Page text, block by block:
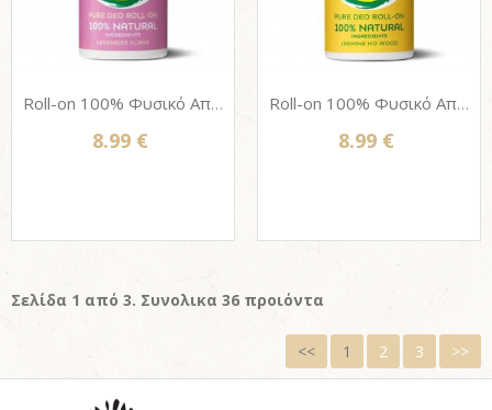
Roll-on 100% Φυσικό Αποσμητικό Σώματος HAPPY EARTH 75ml - Lavender & Ylang-ylang
8.99 €
Roll-on 100% Φυσικό Αποσμητικό Σώματος HAPPY EARTH 75ml - Jasmine & Ho Wood
8.99 €
Σελίδα 1 από 3. Συνολικα 36 προιόντα
<< 1 2 3 >>